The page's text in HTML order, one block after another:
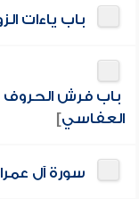
باب ياءات
باب فرش الحروف
العفاسي]
سورة آل